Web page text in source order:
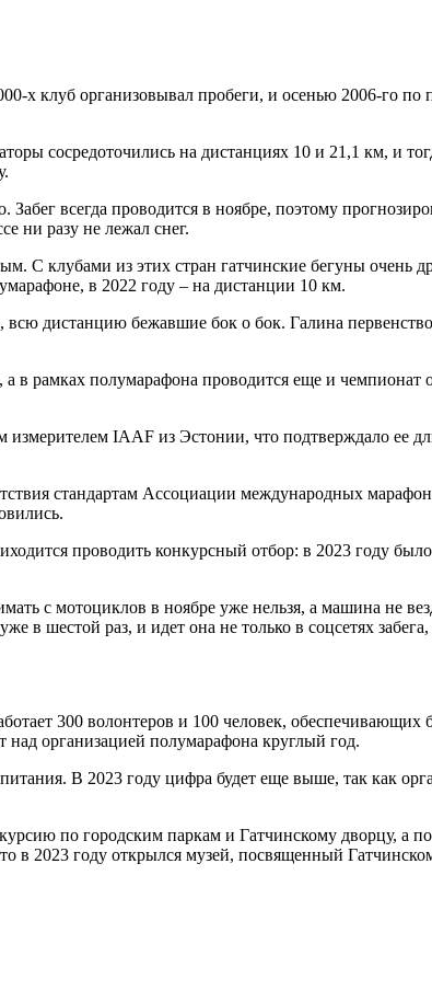
х клуб организовывал пробеги, и осенью 2006-го по
сосредоточились на дистанциях 10 и 21,1 км, и
всегда проводится в ноябре, поэтому
ни разу не лежал снег.
С клубами из этих стран гатчинские бегуны очень
в 2022 году – на дистанции 10 км.
дистанцию бежавшие бок о бок. Галина
в рамках полумарафона проводится еще и чемпионат
IAAF из Эстонии, что подтверждало ее
стандартам Ассоциации международных
проводить конкурсный отбор: в 2023 году
с мотоциклов в ноябре уже нельзя, а машина не
шестой раз, и идет она не только в соцсетях
300 волонтеров и 100 человек, обеспечивающих
организацией полумарафона круглый год.
В 2023 году цифра будет еще выше, так как
по городским паркам и Гатчинскому дворцу, а
в 2023 году открылся музей, посвященный